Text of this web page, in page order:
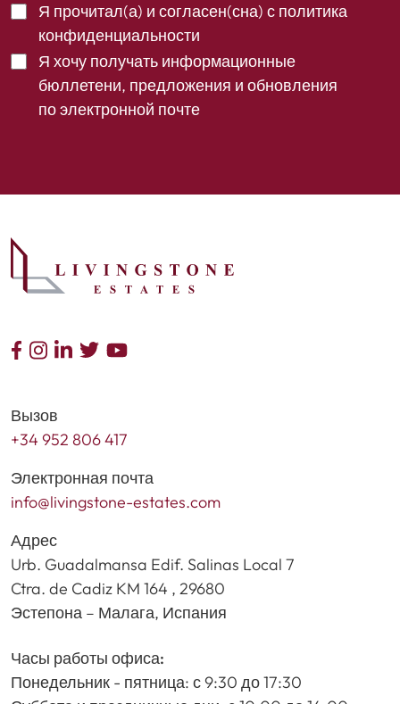
Я прочитал(а) и согласен(сна) с политика
конфиденциальности
Я хочу получать информационные
бюллетени, предложения и обновления
по электронной почте
Вызов
+34 952 806 417
Электронная почта
info@livingstone-estates.com
Адрес
Urb. Guadalmansa Edif. Salinas Local 7
Ctra. de Cadiz KM 164 , 29680
Эстепона – Малага, Испания
Часы работы офиса:
Понедельник - пятница: с 9:30 до 17:30